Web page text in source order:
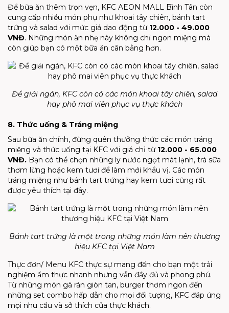
Để bữa ăn thêm trọn vẹn, KFC AEON MALL Bình Tân còn
cung cấp nhiều món phụ như khoai tây chiên, bánh tart
trứng và salad với mức giá dao động từ 12.000 - 49.000
VNĐ. Những món ăn nhẹ này không chỉ ngon miệng mà
còn giúp bạn có một bữa ăn cân bằng hơn.
Để giải ngán, KFC còn có các món khoai tây chiên, salad
hay phô mai viên phục vụ thực khách
8. Thức uống & Tráng miệng
Sau bữa ăn chính, đừng quên thưởng thức các món tráng
miệng và thức uống tại KFC với giá chỉ từ 12.000 - 65.000
VNĐ. Bạn có thể chọn những ly nước ngọt mát lạnh, trà sữa
thơm lừng hoặc kem tươi để làm mới khẩu vị. Các món
tráng miệng như bánh tart trứng hay kem tươi cũng rất
được yêu thích tại đây.
Bánh tart trứng là một trong những món làm nên thương
hiệu KFC tại Việt Nam
Thực đơn/ Menu KFC thực sự mang đến cho bạn một trải
nghiệm ẩm thực nhanh nhưng vẫn đầy đủ và phong phú.
Từ những món gà rán giòn tan, burger thơm ngon đến
những set combo hấp dẫn cho mọi đối tượng, KFC đáp ứng
mọi nhu cầu và sở thích của thực khách.